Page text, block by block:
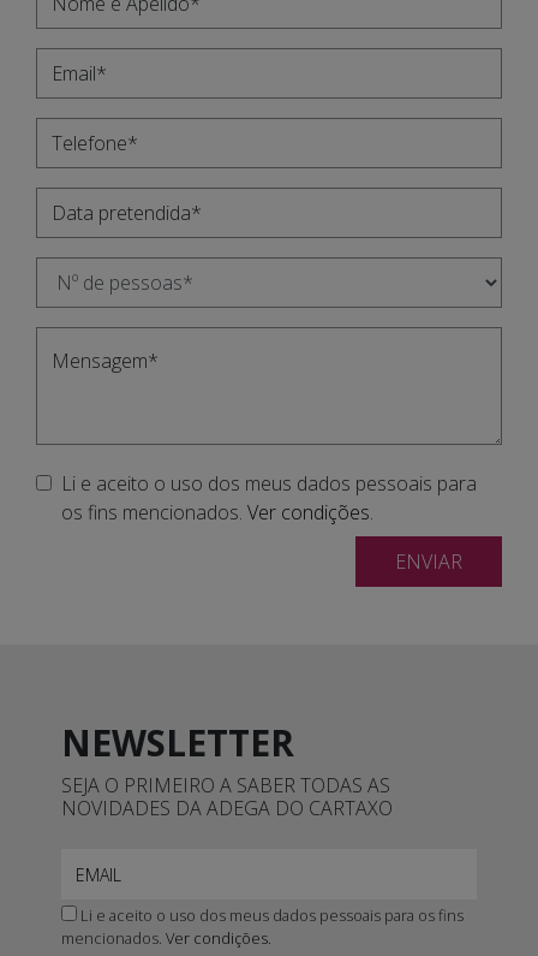
Li e aceito o uso dos meus dados pessoais para
os fins mencionados. Ver condições.
ENVIAR
NEWSLETTER
SEJA O PRIMEIRO A SABER TODAS AS
NOVIDADES DA ADEGA DO CARTAXO
Li e aceito o uso dos meus dados pessoais para os fins
mencionados. Ver condições.